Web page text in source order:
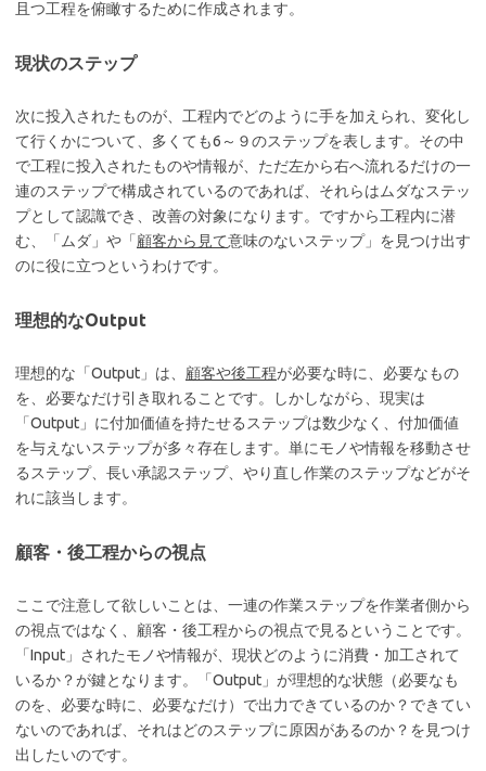
且つ工程を俯瞰するために作成されます。
現状のステップ
次に投入されたものが、工程内でどのように手を加えられ、変化し
て行くかについて、多くても6～９のステップを表します。その中
で工程に投入されたものや情報が、ただ左から右へ流れるだけの一
連のステップで構成されているのであれば、それらはムダなステッ
プとして認識でき、改善の対象になります。ですから工程内に潜
む、「ムダ」や「顧客から見て意味のないステップ」を見つけ出す
のに役に立つというわけです。
理想的なOutput
理想的な「Output」は、 顧客や後工程が必要な時に、必要なもの
を、必要なだけ引き取れることです。しかしながら、現実は
「Output」に付加価値を持たせるステップは数少なく、付加価値
を与えないステップが多々存在します。単にモノや情報を移動させ
るステップ、長い承認ステップ、やり直し作業のステップなどがそ
れに該当します。
顧客・後工程からの視点
ここで注意して欲しいことは、一連の作業ステップを作業者側から
の視点ではなく、顧客・後工程からの視点で見るということです。
「Input」されたモノや情報が、現状どのように消費・加工されて
いるか？が鍵となります。「Output」が理想的な状態（必要なも
のを、必要な時に、必要なだけ）で出力できているのか？できてい
ないのであれば、それはどのステップに原因があるのか？を見つけ
出したいのです。